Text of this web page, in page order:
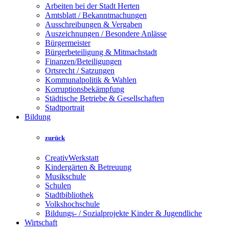
Arbeiten bei der Stadt Herten
Amtsblatt / Bekanntmachungen
Ausschreibungen & Vergaben
Auszeichnungen / Besondere Anlässe
Bürgermeister
Bürgerbeteiligung & Mitmachstadt
Finanzen/Beteiligungen
Ortsrecht / Satzungen
Kommunalpolitik & Wahlen
Korruptionsbekämpfung
Städtische Betriebe & Gesellschaften
Stadtportrait
Bildung
zurück
CreativWerkstatt
Kindergärten & Betreuung
Musikschule
Schulen
Stadtbibliothek
Volkshochschule
Bildungs- / Sozialprojekte Kinder & Jugendliche
Wirtschaft